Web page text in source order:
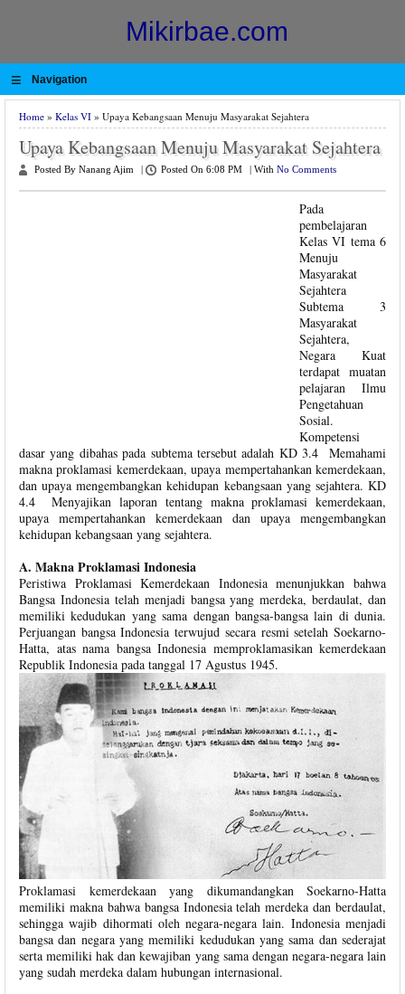
Mikirbae.com
≡ Navigation
Home » Kelas VI » Upaya Kebangsaan Menuju Masyarakat Sejahtera
Upaya Kebangsaan Menuju Masyarakat Sejahtera
Posted By Nanang Ajim Posted On 6:08 PM With No Comments
Pada
pembelajaran
Kelas VI tema 6
Menuju
Masyarakat
Sejahtera
Subtema 3
Masyarakat
Sejahtera,
Negara Kuat
terdapat muatan
pelajaran Ilmu
Pengetahuan
Sosial.
Kompetensi
dasar yang dibahas pada subtema tersebut adalah KD 3.4 Memahami
makna proklamasi kemerdekaan, upaya mempertahankan kemerdekaan,
dan upaya mengembangkan kehidupan kebangsaan yang sejahtera. KD
4.4 Menyajikan laporan tentang makna proklamasi kemerdekaan,
upaya mempertahankan kemerdekaan dan upaya mengembangkan
kehidupan kebangsaan yang sejahtera.
A. Makna Proklamasi Indonesia
Peristiwa Proklamasi Kemerdekaan Indonesia menunjukkan bahwa
Bangsa Indonesia telah menjadi bangsa yang merdeka, berdaulat, dan
memiliki kedudukan yang sama dengan bangsa-bangsa lain di dunia.
Perjuangan bangsa Indonesia terwujud secara resmi setelah Soekarno-
Hatta, atas nama bangsa Indonesia memproklamasikan kemerdekaan
Republik Indonesia pada tanggal 17 Agustus 1945.
Proklamasi kemerdekaan yang dikumandangkan Soekarno-Hatta
memiliki makna bahwa bangsa Indonesia telah merdeka dan berdaulat,
sehingga wajib dihormati oleh negara-negara lain. Indonesia menjadi
bangsa dan negara yang memiliki kedudukan yang sama dan sederajat
serta memiliki hak dan kewajiban yang sama dengan negara-negara lain
yang sudah merdeka dalam hubungan internasional.